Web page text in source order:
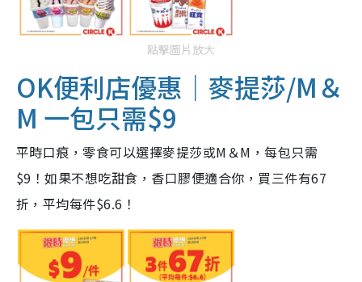
點擊圖片放大
OK便利店優惠 ｜麥提莎/M＆
M 一包只需$9
平時口痕，零食可以選擇麥提莎或M＆M，每包只需
$9！如果不想吃甜食，香口膠便適合你，買三件有67
折，平均每件$6.6！